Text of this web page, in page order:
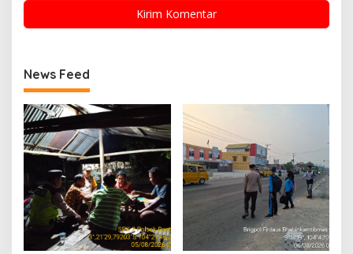
News Feed